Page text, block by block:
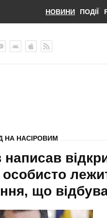
НОВИНИ ПОДІЇ
НА НАСІРОВИМ
написав
що